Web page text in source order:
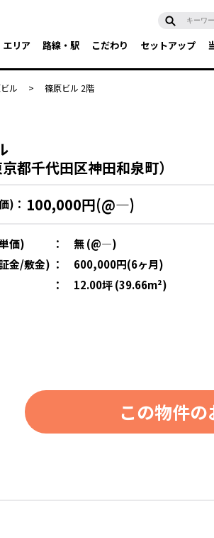
エリア 路線・駅 こだわり セットアップ
ル > 篠原ビル 2階
都千代田区神田和泉町）
)： 100,000円(@―)
価) ：
無 (@―)
金/敷金) ：
600,000円(6ヶ月)
： 12.00坪 (39.66m²)
この物件